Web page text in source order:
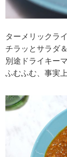
ターメリックラ
チラッとサラダ
別途ドライキーマ
ふむふむ、事実